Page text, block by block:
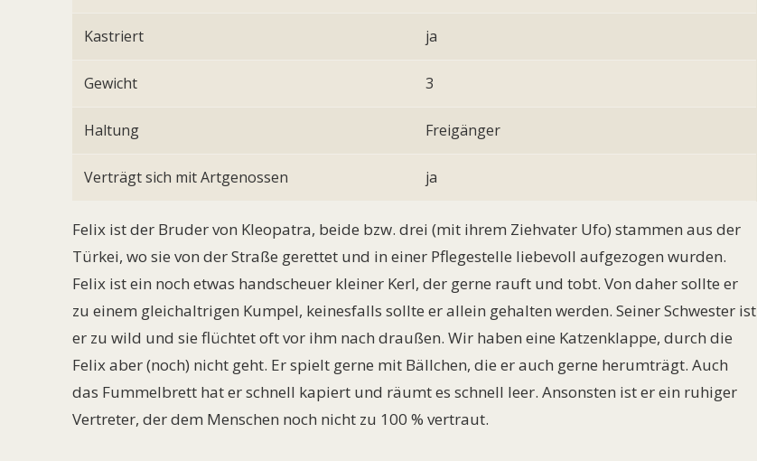
Kastriert ja
Gewicht 3
Haltung Freigänger
Verträgt sich mit Artgenossen ja
Felix ist der Bruder von Kleopatra, beide bzw. drei (mit ihrem Ziehvater Ufo) stammen aus der
Türkei, wo sie von der Straße gerettet und in einer Pflegestelle liebevoll aufgezogen wurden.
Felix ist ein noch etwas handscheuer kleiner Kerl, der gerne rauft und tobt. Von daher sollte er
zu einem gleichaltrigen Kumpel, keinesfalls sollte er allein gehalten werden. Seiner Schwester ist
er zu wild und sie flüchtet oft vor ihm nach draußen. Wir haben eine Katzenklappe, durch die
Felix aber (noch) nicht geht. Er spielt gerne mit Bällchen, die er auch gerne herumträgt. Auch
das Fummelbrett hat er schnell kapiert und räumt es schnell leer. Ansonsten ist er ein ruhiger
Vertreter, der dem Menschen noch nicht zu 100 % vertraut.